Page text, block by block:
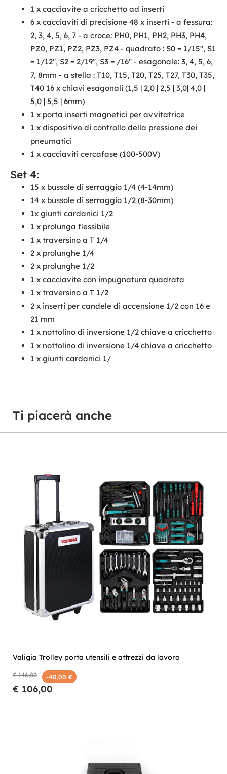
1 x cacciavite a cricchetto ad inserti
6 x cacciaviti di precisione 48 x inserti - a fessura:
2, 3, 4, 5, 6, 7 - a croce: PH0, PH1, PH2, PH3, PH4,
PZ0, PZ1, PZ2, PZ3, PZ4 - quadrato : S0 = 1/15", S1
= 1/12", S2 = 2/19", S3 = /16" - esagonale: 3, 4, 5, 6,
7, 8mm - a stella : T10, T15, T20, T25, T27, T30, T35,
T40 16 x chiavi esagonali (1,5 | 2,0 | 2,5 | 3,0| 4,0 |
5,0 | 5,5 | 6mm)
1 x porta inserti magnetici per avvitatrice
1 x dispositivo di controllo della pressione dei
pneumatici
1 x cacciaviti cercafase (100-500V)
Set 4:
15 x bussole di serraggio 1/4 (4-14mm)
14 x bussole di serraggio 1/2 (8-30mm)
1x giunti cardanici 1/2
1 x prolunga flessibile
1 x traversino a T 1/4
2 x prolunghe 1/4
2 x prolunghe 1/2
1 x cacciavite con impugnatura quadrata
1 x traversino a T 1/2
2 x inserti per candele di accensione 1/2 con 16 e
21 mm
1 x nottolino di inversione 1/2 chiave a cricchetto
1 x nottolino di inversione 1/4 chiave a cricchetto
1 x giunti cardanici 1/
Ti piacerà anche
Valigia Trolley porta utensili e attrezzi da lavoro
€ 146,00 -40,00 €
€ 106,00